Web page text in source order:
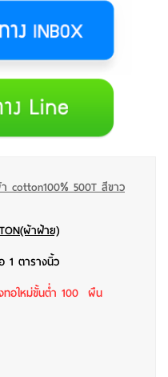
cotton100% 500T สีขาว
ผ้าฝ้าย)
1 ตารางนิ้ว
ทอใหม่ขั้นต่ำ 100 ผืน